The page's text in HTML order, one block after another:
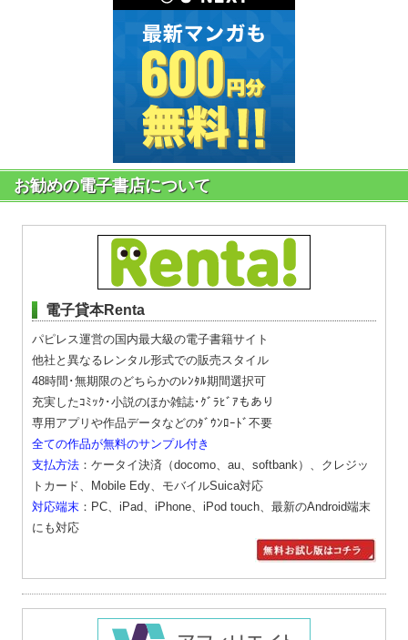
お勧めの電子書店について
電子貸本Renta
パピレス運営の国内最大級の電子書籍サイト
他社と異なるレンタル形式での販売スタイル
48時間･無期限のどちらかのﾚﾝﾀﾙ期間選択可
充実したｺﾐｯｸ･小説のほか雑誌･ｸﾞﾗﾋﾞｱもあり
専用アプリや作品データなどのﾀﾞｳﾝﾛｰﾄﾞ不要
全ての作品が無料のサンプル付き
支払方法 ：ケータイ決済（docomo、au、softbank）、クレジッ
トカード、Mobile Edy、モバイルSuica対応
対応端末 ：PC、iPad、iPhone、iPod touch、最新のAndroid端末
にも対応